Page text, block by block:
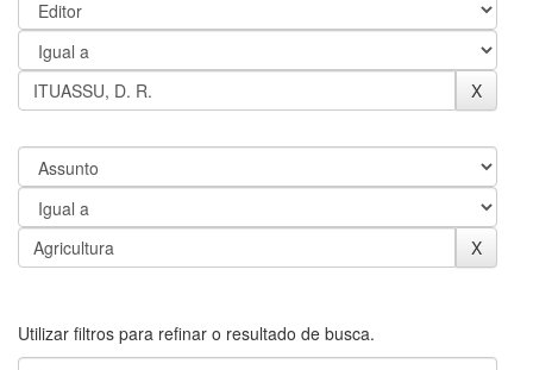
Utilizar filtros para refinar o resultado de busca.